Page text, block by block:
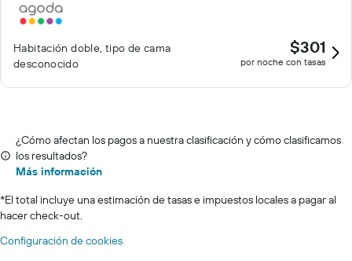
Habitación doble, tipo de cama
desconocido
$301
por noche con tasas
¿Cómo afectan los pagos a nuestra clasificación y cómo clasificamos
los resultados?
Más información
*El total incluye una estimación de tasas e impuestos locales a pagar al
hacer check-out.
Configuración de cookies